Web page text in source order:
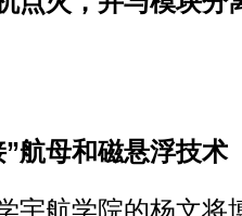
母和磁悬浮技术